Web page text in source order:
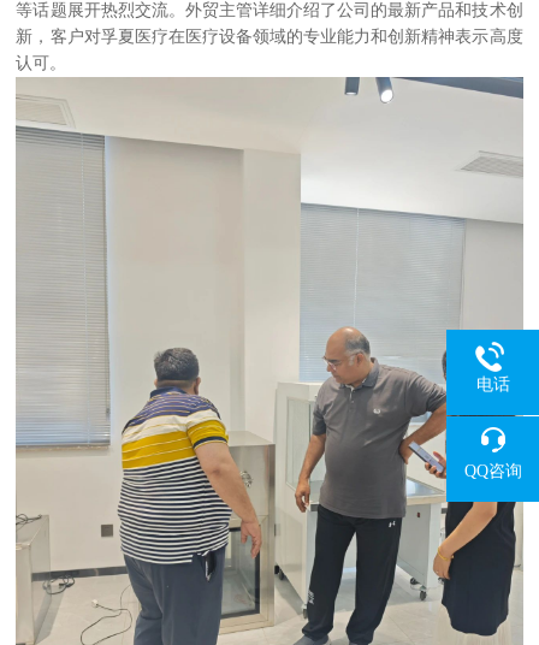
等话题展开热烈交流。外贸主管详细介绍了公司的最新产品和技术创
新，客户对孚夏医疗在医疗设备领域的专业能力和创新精神表示高度
认可。
电话
QQ咨询